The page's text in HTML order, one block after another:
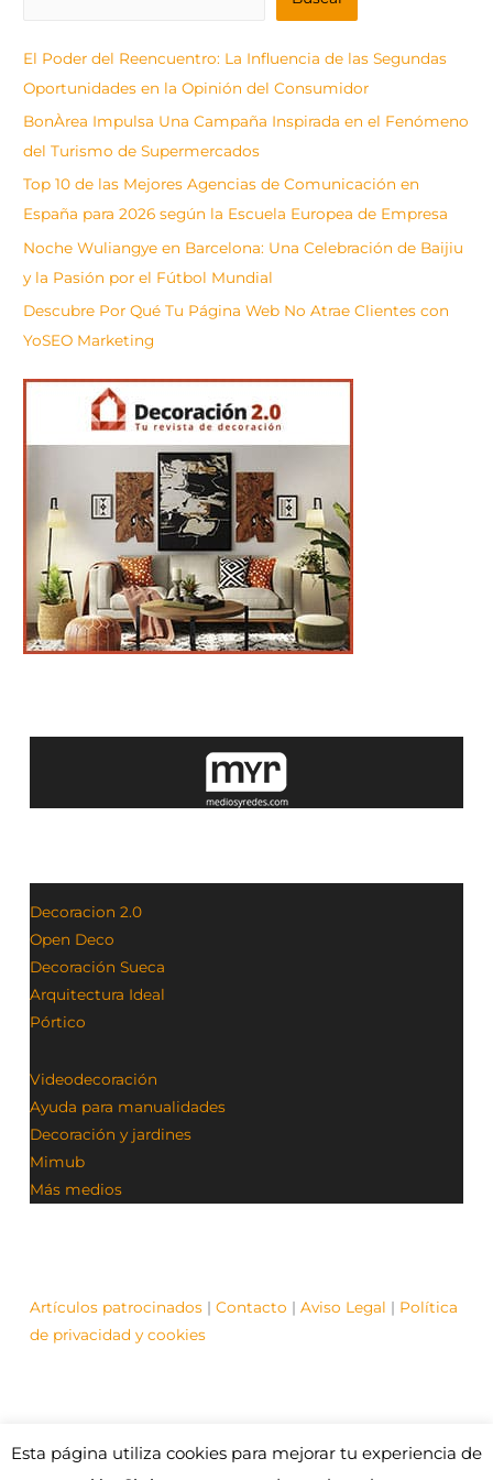
El Poder del Reencuentro: La Influencia de las Segundas
Oportunidades en la Opinión del Consumidor
BonÀrea Impulsa Una Campaña Inspirada en el Fenómeno
del Turismo de Supermercados
Top 10 de las Mejores Agencias de Comunicación en
España para 2026 según la Escuela Europea de Empresa
Noche Wuliangye en Barcelona: Una Celebración de Baijiu
y la Pasión por el Fútbol Mundial
Descubre Por Qué Tu Página Web No Atrae Clientes con
YoSEO Marketing
Decoracion 2.0
Open Deco
Decoración Sueca
Arquitectura Ideal
Pórtico
Videodecoración
Ayuda para manualidades
Decoración y jardines
Mimub
Más medios
Artículos patrocinados |Contacto |Aviso Legal | Política
de privacidad y cookies
© Contenidos bajo licencia Creative Commons (CC)
Esta página utiliza cookies para mejorar tu experiencia de